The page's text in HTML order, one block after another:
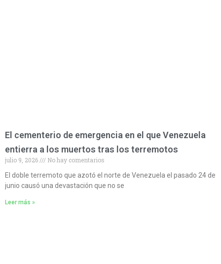
El cementerio de emergencia en el que Venezuela
entierra a los muertos tras los terremotos
julio 9, 2026
No hay comentarios
El doble terremoto que azotó el norte de Venezuela el pasado 24 de
junio causó una devastación que no se
Leer más »